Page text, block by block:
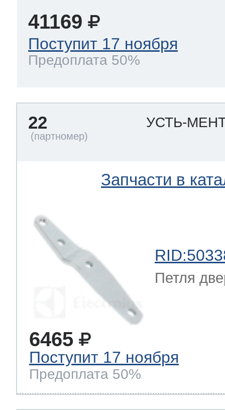
41169
Поступит 17 ноября
Предоплата 50%
22 УСТЬ-
Запчасти в
Петля
6465
Поступит 17 ноября
Предоплата 50%